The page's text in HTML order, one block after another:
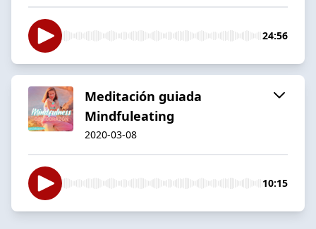
24:56
Meditación guiada
Mindfuleating
2020-03-08
10:15